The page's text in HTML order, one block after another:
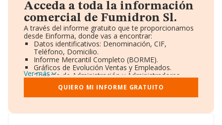
Acceda a toda la información
comercial de Fumidron Sl.
A través del informe gratuito que te proporcionamos
desde Einforma, donde vas a encontrar:
Datos identificativos: Denominación, CIF,
Teléfono, Domicilio.
Informe Mercantil Completo (BORME).
Gráficos de Evolución Ventas y Empleados.
Consejo de Administración y Administradores.
Directivos y Ejecutivos.
Accionistas.
Participaciones y Vinculaciones en otras empresas.
Información oficial y registral complementaria.
Ver más
QUIERO MI INFORME GRATUITO